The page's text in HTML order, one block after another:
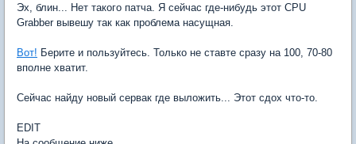
Эх, блин... Нет такого патча. Я сейчас где-нибудь этот CPU
Grabber вывешу так как проблема насущная.
Вот! Берите и пользуйтесь. Только не ставте сразу на 100, 70-80
вполне хватит.
Сейчас найду новый сервак где выложить... Этот сдох что-то.
EDIT